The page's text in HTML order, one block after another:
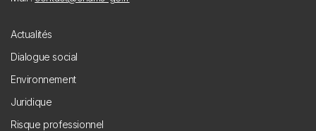
Footer
Actualités
Dialogue social
Environnement
Juridique
Risque professionnel